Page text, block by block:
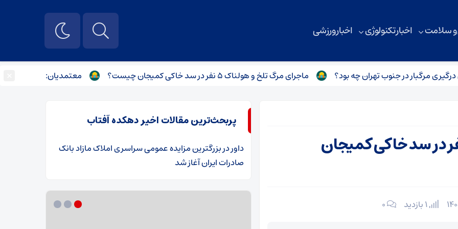
و سلامت اخبار تکنولوژی اخبار ورزشی
در جنوب تهران چه بود؟ ماجرای مرگ تلخ و هولناک ۵ نفر در سد خاکی کمیجان چیست؟ معتمدیان: ۹۰۰ پروژه نیمه‌تمام استان تهران تعیین تکلیف می شود
مرگ تلخ و هولناک ۵ نفر در سد خاکی کمیجان
۰
پربحث‌ترین مقالات اخیر دهکده آفتاب
داوردر​بزرگترین مزایده عمومی سراسری املاک مازاد بانک
صادرات ایران آغاز شد